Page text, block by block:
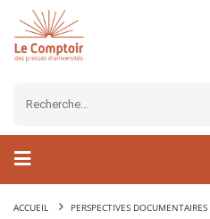
ACCUEIL PERSPECTIVES